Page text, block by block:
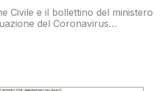
Civile e il bollettino del ministero
del Coronavirus